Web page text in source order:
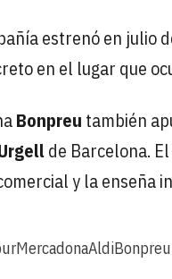
estrenó en julio
en el lugar que
Bonpreu también
de Barcelona.
y la enseña
MercadonaAldiBonpreu